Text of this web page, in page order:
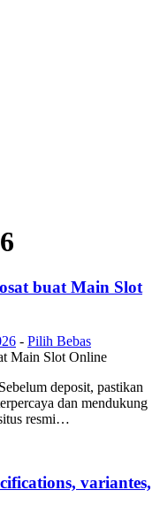
buat Main Slot
- Pilih Bebas
deposit, pastikan
dan mendukung
resmi…
variantes,